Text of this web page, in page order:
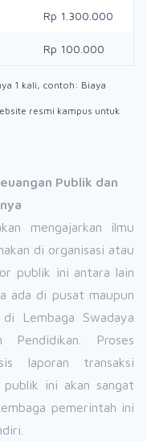
Rp 1.300.000
Rp 100.000
1 kali, contoh: Biaya
resmi kampus untuk
Publik dan
mengajarkan ilmu
di organisasi atau
publik ini antara lain
ada di pusat maupun
Lembaga Swadaya
Proses
laporan transaksi
ini akan sangat
pemerintah ini